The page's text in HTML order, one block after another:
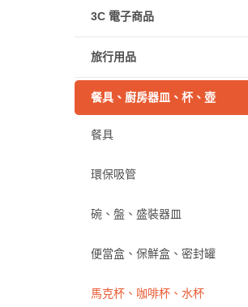
3C 電子商品
旅行用品
餐具、廚房器皿、杯、壺
餐具
環保吸管
碗、盤、盛裝器皿
便當盒、保鮮盒、密封罐
馬克杯、咖啡杯、水杯